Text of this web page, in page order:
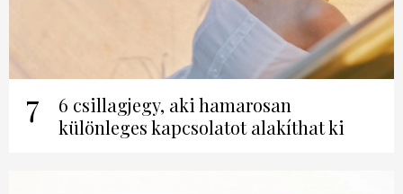
7
6 csillagjegy, aki hamarosan
különleges kapcsolatot alakíthat ki